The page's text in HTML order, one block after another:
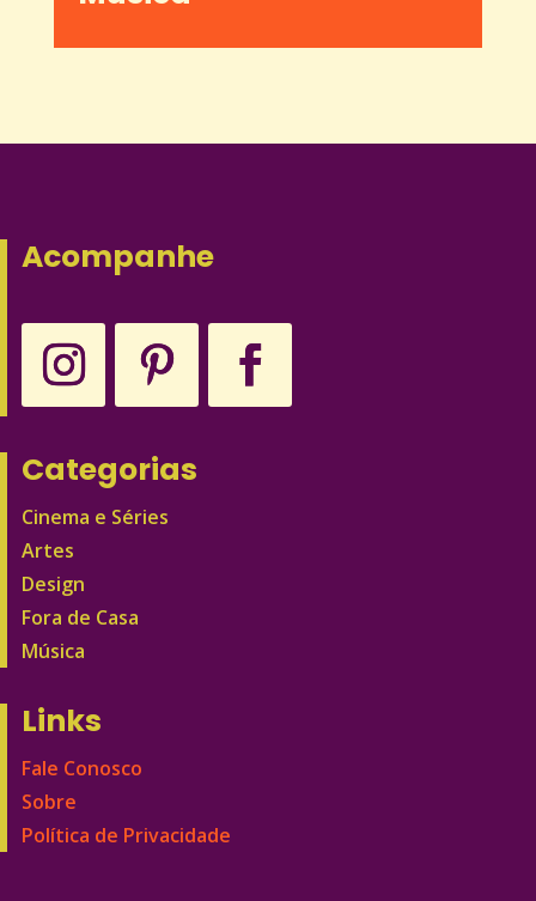
Acompanhe
Categorias
Cinema e Séries
Artes
Design
Fora de Casa
Música
Links
Fale Conosco
Sobre
Política de Privacidade